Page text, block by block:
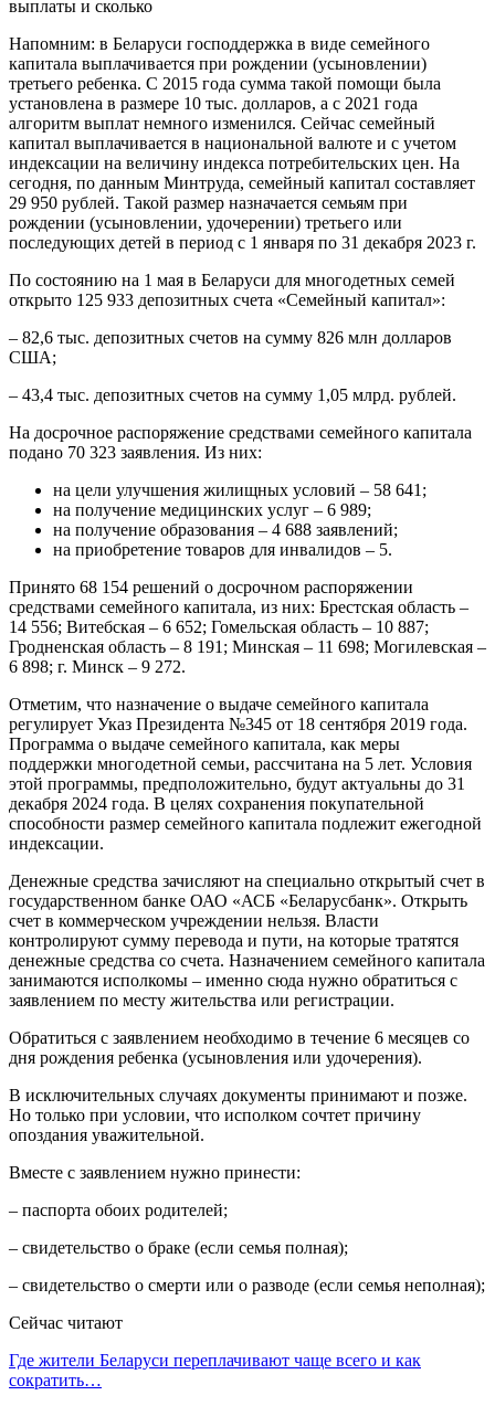
Напомним: в Беларуси господдержка в виде семейного
капитала выплачивается при рождении (усыновлении)
третьего ребенка. С 2015 года сумма такой помощи была
установлена в размере 10 тыс. долларов, а с 2021 года
алгоритм выплат немного изменился. Сейчас семейный
капитал выплачивается в национальной валюте и с учетом
индексации на величину индекса потребительских цен. На
сегодня, по данным Минтруда, семейный капитал составляет
29 950 рублей. Такой размер назначается семьям при
рождении (усыновлении, удочерении) третьего или
последующих детей в период с 1 января по 31 декабря 2023 г.
По состоянию на 1 мая в Беларуси для многодетных семей
открыто 125 933 депозитных счета «Семейный капитал»:
– 82,6 тыс. депозитных счетов на сумму 826 млн долларов
США;
– 43,4 тыс. депозитных счетов на сумму 1,05 млрд. рублей.
На досрочное распоряжение средствами семейного капитала
подано 70 323 заявления. Из них:
на цели улучшения жилищных условий – 58 641;
на получение медицинских услуг – 6 989;
на получение образования – 4 688 заявлений;
на приобретение товаров для инвалидов – 5.
Принято 68 154 решений о досрочном распоряжении
средствами семейного капитала, из них: Брестская область –
14 556; Витебская – 6 652; Гомельская область – 10 887;
Гродненская область – 8 191; Минская – 11 698; Могилевская –
6 898; г. Минск – 9 272.
Отметим, что назначение о выдаче семейного капитала
регулирует Указ Президента №345 от 18 сентября 2019 года.
Программа о выдаче семейного капитала, как меры
поддержки многодетной семьи, рассчитана на 5 лет. Условия
этой программы, предположительно, будут актуальны до 31
декабря 2024 года. В целях сохранения покупательной
способности размер семейного капитала подлежит ежегодной
индексации.
Денежные средства зачисляют на специально открытый счет в
государственном банке ОАО «АСБ «Беларусбанк». Открыть
счет в коммерческом учреждении нельзя. Власти
контролируют сумму перевода и пути, на которые тратятся
денежные средства со счета. Назначением семейного капитала
занимаются исполкомы – именно сюда нужно обратиться с
заявлением по месту жительства или регистрации.
Обратиться с заявлением необходимо в течение 6 месяцев со
дня рождения ребенка (усыновления или удочерения).
В исключительных случаях документы принимают и позже.
Но только при условии, что исполком сочтет причину
опоздания уважительной.
Вместе с заявлением нужно принести:
– паспорта обоих родителей;
– свидетельство о браке (если семья полная);
– свидетельство о смерти или о разводе (если семья неполная);
Сейчас читают
Где жители Беларуси переплачивают чаще всего и как
сократить…